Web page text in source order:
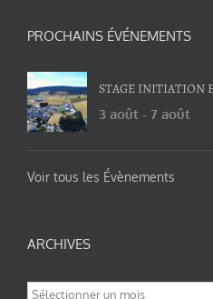
PROCHAINS ÉVÉNEMENTS
STAGE INITIATION
3 août - 7 août
Voir tous les Évènements
ARCHIVES
Archives